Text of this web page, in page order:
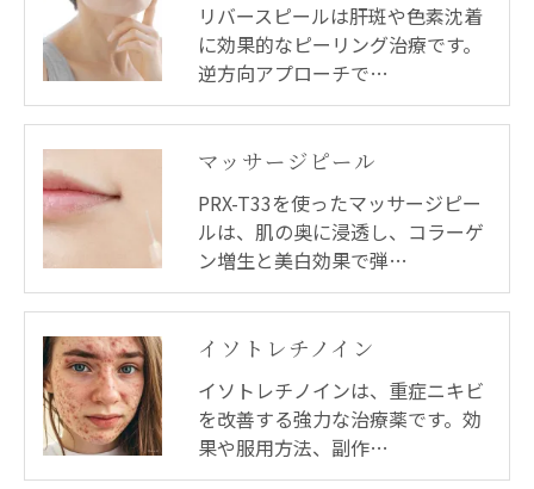
リバースピールは肝斑や色素沈着
に効果的なピーリング治療です。
逆方向アプローチで…
マッサージピール
PRX-T33を使ったマッサージピー
ルは、肌の奥に浸透し、コラーゲ
ン増生と美白効果で弾…
イソトレチノイン
イソトレチノインは、重症ニキビ
を改善する強力な治療薬です。効
果や服用方法、副作…